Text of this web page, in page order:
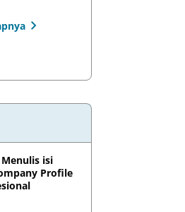
isi
Profile